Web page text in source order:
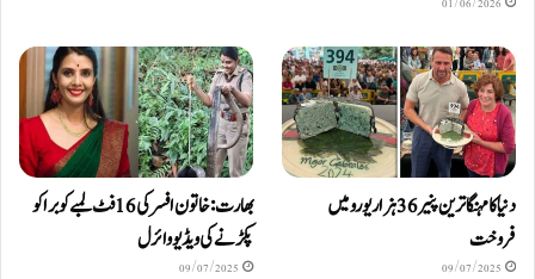
دنیا کا مہنگا ترین پنیر 36 ہزار یورو میں
فروخت
09/07/2025
بھارت: خاتون افسر کی 16 فٹ لمبے کوبرا کو
پکڑنے کی ویڈیو وائرل
09/07/2025